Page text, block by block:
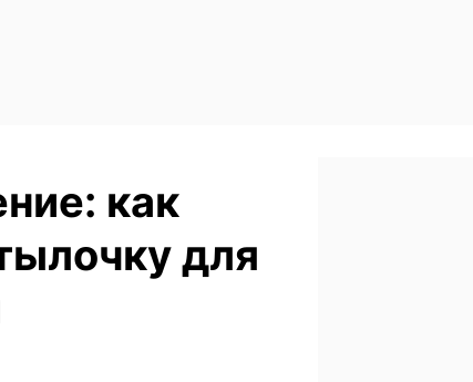
как
для